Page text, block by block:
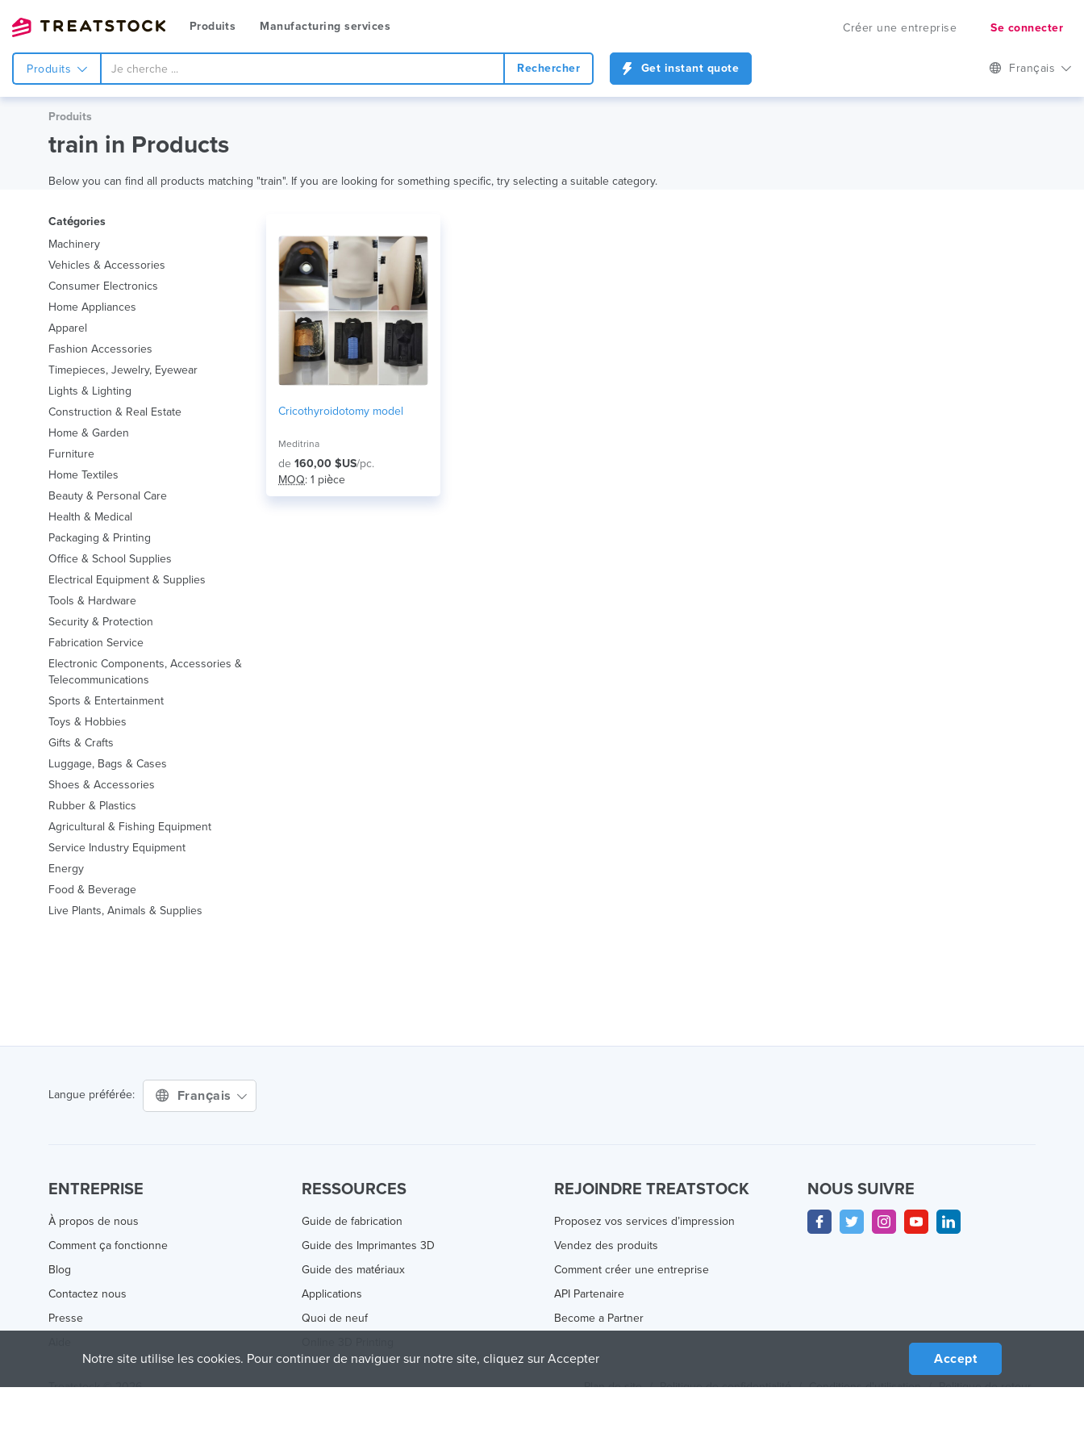
Produits Manufacturing services Créer une entreprise Se connecter
Produits Rechercher Get instant quote Français
Produits
train in Products
Below you can find all products matching "train". If you are looking for something specific, try selecting a suitable category.
Catégories
Machinery
Vehicles & Accessories
Consumer Electronics
Home Appliances
Apparel
Fashion Accessories
Timepieces, Jewelry, Eyewear
Lights & Lighting
Construction & Real Estate
Home & Garden
Furniture
Home Textiles
Beauty & Personal Care
Health & Medical
Packaging & Printing
Office & School Supplies
Electrical Equipment & Supplies
Tools & Hardware
Security & Protection
Fabrication Service
Electronic Components, Accessories &
Telecommunications
Sports & Entertainment
Toys & Hobbies
Gifts & Crafts
Luggage, Bags & Cases
Shoes & Accessories
Rubber & Plastics
Agricultural & Fishing Equipment
Service Industry Equipment
Energy
Food & Beverage
Live Plants, Animals & Supplies
Cricothyroidotomy model
Meditrina
de 160,00 $US/pc.
MOQ: 1 pièce
Langue préférée: Français
ENTREPRISE
À propos de nous
Comment ça fonctionne
Blog
Contactez nous
Presse
RESSOURCES
Guide de fabrication
Guide des Imprimantes 3D
Guide des matériaux
Applications
Quoi de neuf
REJOINDRE TREATSTOCK
Proposez vos services d’impression
Vendez des produits
Comment créer une entreprise
API Partenaire
Become a Partner
NOUS SUIVRE
Treatstock © 2026 Plan de site / Politique de confidentialité / Conditions d'utilisation / Politique de retour
Notre site utilise les cookies. Pour continuer de naviguer sur notre site, cliquez sur Accepter Accept